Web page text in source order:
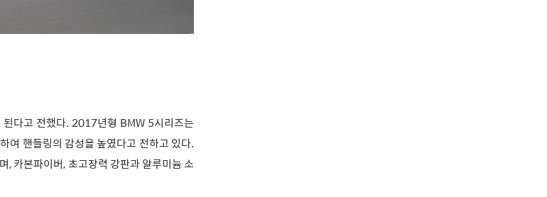
다고 전했다. 2017년형 BMW 5시리즈는
여 핸들링의 감성을 높였다고 전하고 있다.
카본파이버, 초고장력 강판과 알루미늄 소